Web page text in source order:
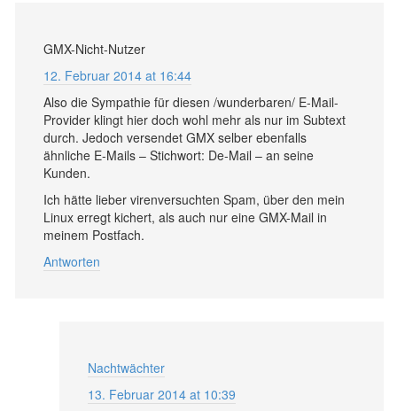
GMX-Nicht-Nutzer
12. Februar 2014 at 16:44
Also die Sympathie für diesen /wunderbaren/ E-Mail-
Provider klingt hier doch wohl mehr als nur im Subtext
durch. Jedoch versendet GMX selber ebenfalls
ähnliche E-Mails – Stichwort: De-Mail – an seine
Kunden.
Ich hätte lieber virenversuchten Spam, über den mein
Linux erregt kichert, als auch nur eine GMX-Mail in
meinem Postfach.
Antworten
Nachtwächter
13. Februar 2014 at 10:39